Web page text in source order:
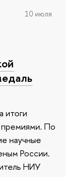
10 июля
итоги
премиями. По
научные
России.
НИУ